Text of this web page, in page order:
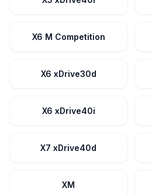
X6 M Competition
X6 xDrive30d
X6 xDrive40i
X7 xDrive40d
XM